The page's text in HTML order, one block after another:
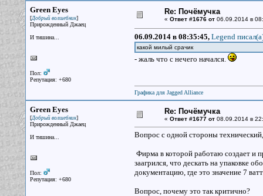
Green Eyes
[Добрый волшебник]
Прирожденный Джаец
И тишина...
Пол:
Репутация: +680
Re: Почёмучка
« Ответ #1676 от06.09.2014 в
06.09.2014 в 08:35:45, Legend
какой милый срачик
- жаль что с нечего начался.
Графика для Jagged Alliance
Green Eyes
[Добрый волшебник]
Прирожденный Джаец
И тишина...
Пол:
Репутация: +680
Re: Почёмучка
« Ответ #1677 от08.09.2014 в
Вопрос с одной стороны
Фирма в которой работаю создает и
заагрился, что дескать на упаковке
документацию, где это значение 7
Вопрос, почему это так критично?